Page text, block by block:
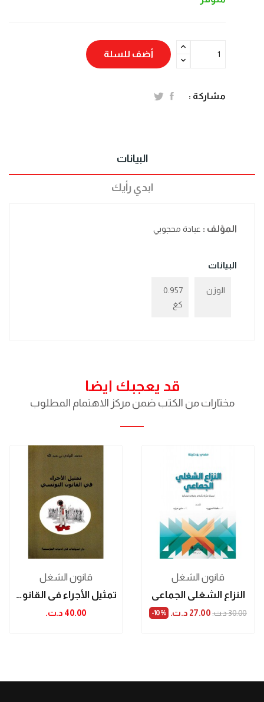
أضف للسلة
مشاركة :
البيانات
ابدي رأيك
المؤلف : عبادة محجوبي
البيانات
الوزن
0.957
كغ
قد يعجبك ايضا
مختارات من الكتب ضمن مركز الاهتمام المطلوب
قانون الشغل
تمثيل الأجراء في القانون التونسي
40.00 د.ت.‏
قانون الشغل
النزاع الشغلي الجماعي
30.00 د.ت.‏ 27.00 د.ت.‏ ‎-10%